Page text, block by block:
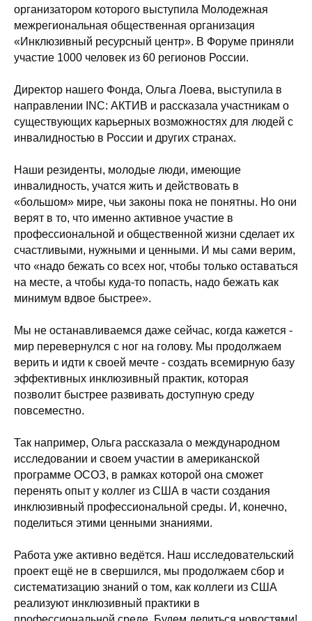
организатором которого выступила Молодежная
межрегиональная общественная организация
«Инклюзивный ресурсный центр». В Форуме приняли
участие 1000 человек из 60 регионов России.
Директор нашего Фонда, Ольга Лоева, выступила в
направлении INC: АКТИВ и рассказала участникам о
существующих карьерных возможностях для людей с
инвалидностью в России и других странах.
Наши резиденты, молодые люди, имеющие
инвалидность, учатся жить и действовать в
«большом» мире, чьи законы пока не понятны. Но они
верят в то, что именно активное участие в
профессиональной и общественной жизни сделает их
счастливыми, нужными и ценными. И мы сами верим,
что «надо бежать со всех ног, чтобы только оставаться
на месте, а чтобы куда-то попасть, надо бежать как
минимум вдвое быстрее».
Мы не останавливаемся даже сейчас, когда кажется -
мир перевернулся с ног на голову. Мы продолжаем
верить и идти к своей мечте - создать всемирную базу
эффективных инклюзивный практик, которая
позволит быстрее развивать доступную среду
повсеместно.
Так например, Ольга рассказала о международном
исследовании и своем участии в американской
программе ОСОЗ, в рамках которой она сможет
перенять опыт у коллег из США в части создания
инклюзивный профессиональной среды. И, конечно,
поделиться этими ценными знаниями.
Работа уже активно ведётся. Наш исследовательский
проект ещё не в свершился, мы продолжаем сбор и
систематизацию знаний о том, как коллеги из США
реализуют инклюзивный практики в